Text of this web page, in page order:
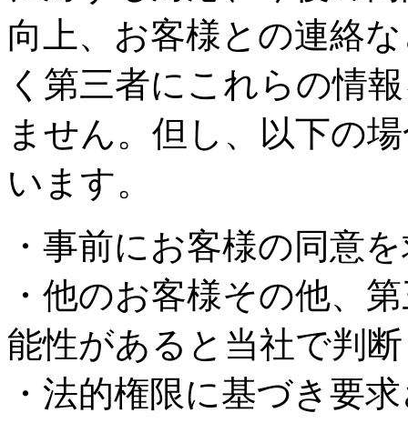
向上、お客様との連絡
く第三者にこれらの情
ません。但し、以下の
います。
・事前にお客様の同意
・他のお客様その他、
能性があると当社で判
・法的権限に基づき要